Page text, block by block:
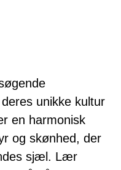
unikke kultur
en harmonisk
og skønhed, der
sjæl. Lær